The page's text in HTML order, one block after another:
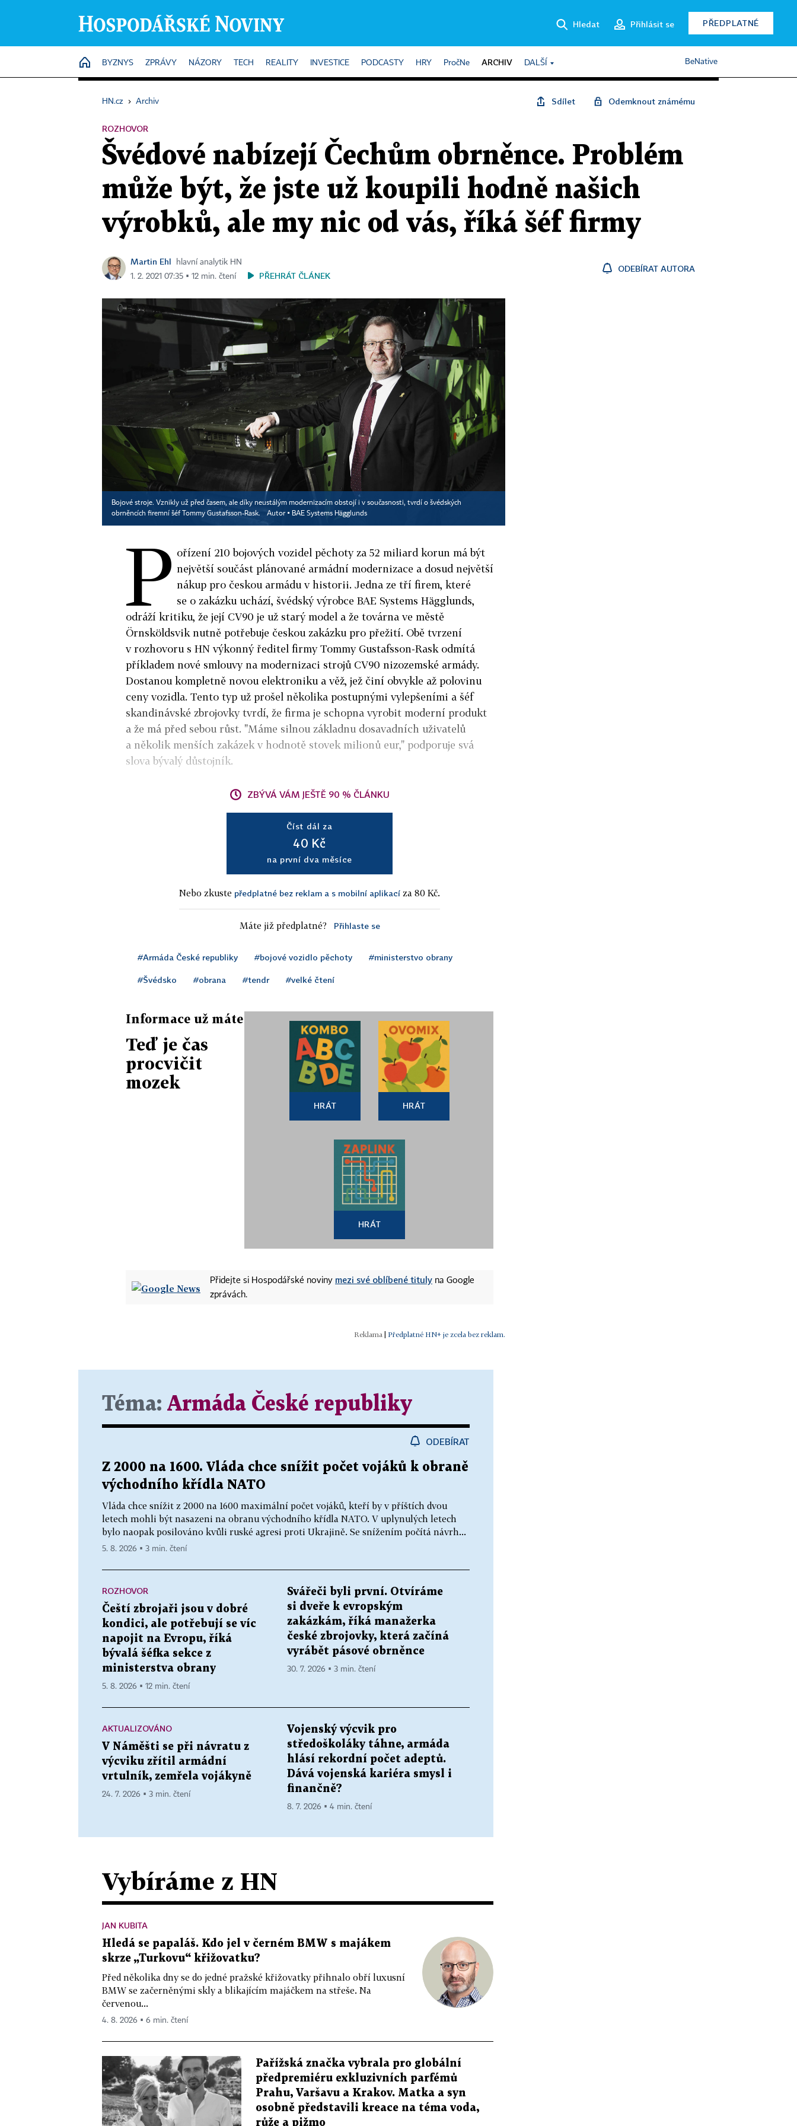
Hledat Přihlásit se PŘEDPLATNÉ
HOME
BYZNYS ZPRÁVY NÁZORY TECH REALITY INVESTICE PODCASTY HRY PročNe ARCHIV DALŠÍ BeNative
HN.cz › Archiv Sdílet Odemknout známému
ROZHOVOR
Švédové nabízejí Čechům obrněnce. Problém
může být, že jste už koupili hodně našich
výrobků, ale my nic od vás, říká šéf firmy
Martin Ehl
hlavní analytik HN
1. 2. 2021 07:35 ▪ 12 min. čtení
PŘEHRÁT ČLÁNEK
ODEBÍRAT AUTORA
Bojové stroje. Vznikly už před časem, ale díky neustálým modernizacím obstojí i v současnosti, tvrdí o švédských
obrněncích firemní šéf Tommy Gustafsson-Rask.
Autor ▪ BAE Systems Hägglunds
P ořízení 210 bojových vozidel pěchoty za 52 miliard korun má být
největší součást plánované armádní modernizace a dosud největší
nákup pro českou armádu v historii. Jedna ze tří firem, které
se o zakázku uchází, švédský výrobce BAE Systems Hägglunds,
odráží kritiku, že její CV90 je už starý model a že továrna ve městě
Örnsköldsvik nutně potřebuje českou zakázku pro přežití. Obě tvrzení
v rozhovoru s HN výkonný ředitel firmy Tommy Gustafsson-Rask odmítá
příkladem nové smlouvy na modernizaci strojů CV90 nizozemské armády.
Dostanou kompletně novou elektroniku a věž, jež činí obvykle až polovinu
ceny vozidla. Tento typ už prošel několika postupnými vylepšeními a šéf
skandinávské zbrojovky tvrdí, že firma je schopna vyrobit moderní produkt
a že má před sebou růst. "Máme silnou základnu dosavadních uživatelů
a několik menších zakázek v hodnotě stovek milionů eur," podporuje svá
slova bývalý důstojník.
ZBÝVÁ VÁM JEŠTĚ 90 % ČLÁNKU
Číst dál za
40 Kč
na první dva měsíce
Nebo zkuste předplatné bez reklam a s mobilní aplikací za 80 Kč.
Máte již předplatné? Přihlaste se
#Armáda České republiky #bojové vozidlo pěchoty #ministerstvo obrany
#Švédsko #obrana #tendr #velké čtení
Informace už máte
Teď je čas
procvičit
mozek
HRÁT HRÁT
HRÁT
Přidejte si Hospodářské noviny mezi své oblíbené tituly na Google
zprávách.
| Předplatné HN+ je zcela bez reklam.
Téma: Armáda České republiky
ODEBÍRAT
Z 2000 na 1600. Vláda chce snížit počet vojáků k obraně
východního křídla NATO
Vláda chce snížit z 2000 na 1600 maximální počet vojáků, kteří by v příštích dvou
letech mohli být nasazeni na obranu východního křídla NATO. V uplynulých letech
bylo naopak posilováno kvůli ruské agresi proti Ukrajině. Se snížením počítá návrh...
5. 8. 2026 ▪ 3 min. čtení
ROZHOVOR
Čeští zbrojaři jsou v dobré
kondici, ale potřebují se víc
napojit na Evropu, říká
bývalá šéfka sekce z
ministerstva obrany
5. 8. 2026 ▪ 12 min. čtení
Svářeči byli první. Otvíráme
si dveře k evropským
zakázkám, říká manažerka
české zbrojovky, která začíná
vyrábět pásové obrněnce
30. 7. 2026 ▪ 3 min. čtení
AKTUALIZOVÁNO
V Náměšti se při návratu z
výcviku zřítil armádní
vrtulník, zemřela vojákyně
24. 7. 2026 ▪ 3 min. čtení
Vojenský výcvik pro
středoškoláky táhne, armáda
hlásí rekordní počet adeptů.
Dává vojenská kariéra smysl i
finančně?
8. 7. 2026 ▪ 4 min. čtení
Vybíráme z HN
JAN KUBITA
Hledá se papaláš. Kdo jel v černém BMW s majákem
skrze „Turkovu“ křižovatku?
Před několika dny se do jedné pražské křižovatky přihnalo obří luxusní
BMW se začerněnými skly a blikajícím majáčkem na střeše. Na
červenou...
4. 8. 2026 ▪ 6 min. čtení
Pařížská značka vybrala pro globální
předpremiéru exkluzivních parfémů
Prahu, Varšavu a Krakov. Matka a syn
osobně představili kreace na téma voda,
růže a pižmo